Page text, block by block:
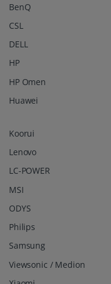
BenQ
CSL
DELL
HP
HP Omen
Huawei
Koorui
Lenovo
LC-POWER
MSI
ODYS
Philips
Samsung
Viewsonic / Medion